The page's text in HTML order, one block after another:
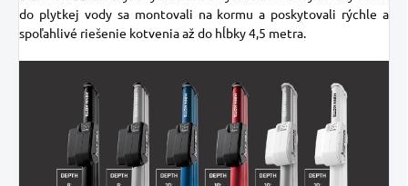
do plytkej vody sa montovali na kormu a poskytovali rýchle a
spoľahlivé riešenie kotvenia až do hĺbky 4,5 metra.